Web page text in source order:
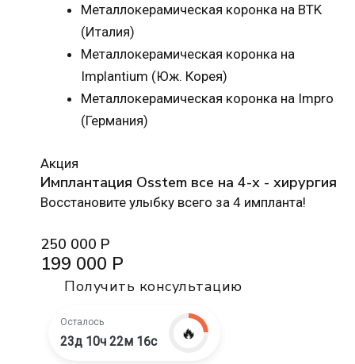
Металлокерамическая коронка на BTK
(Италия)
Металлокерамическая коронка на
Implantium (Юж. Корея)
Металлокерамическая коронка на Impro
(Германия)
Акция
Имплантация Osstem все на 4-х - хирургия
Восстановите улыбку всего за 4 импланта!
250 000 Р
199 000 Р
Получить консультацию
Осталось
23д 10ч 22м 15с 🔥